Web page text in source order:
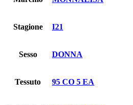
Stagione I21
Sesso DONNA
Tessuto 95 CO 5 EA